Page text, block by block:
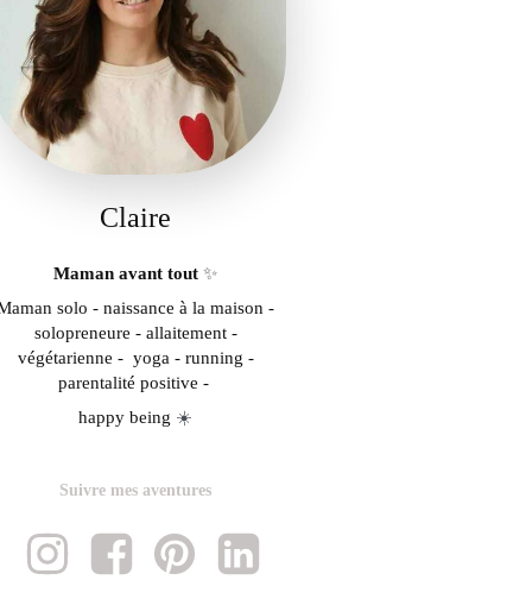
Claire
Maman avant tout ✨
solo - naissance à la maison -
solopreneure - allaitement -
végétarienne - yoga - running -
parentalité positive -
happy being ☀️
Suivre mes aventures